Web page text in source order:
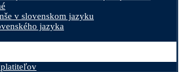
v slovenskom jazyku
jazyka